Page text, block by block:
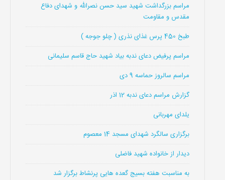
مراسم بزرگداشت شهید سید حسن نصرالله و شهدای دفاع
مقدس و مقاومت
طبخ 450 پرس غذای نذری ( چلو جوجه )
مراسم پرفیض دعای ندبه بیاد شهید حاج قاسم سلیمانی
مراسم سالروز حماسه 9 دی
گزارش مراسم دعای ندبه 12 اذر
یلدای مهربانی
برگزاری سالگرد شهدای مسجد 14 معصوم
دیدار از خانواده شهید فاضلی
به مناسبت هفته بسیج گعده هایی پرنشاط برگزار شد